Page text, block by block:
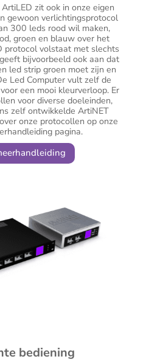
zit ook in onze eigen
gewoon verlichtingsprotocol
300 leds rood wil maken,
groen en blauw over het
protocol volstaat met slechts
bijvoorbeeld ook aan dat
led strip groen moet zijn en
Led Computer vult zelf de
een mooi kleurverloop. Er
voor diverse doeleinden,
zelf ontwikkelde ArtiNET
onze protocollen op onze
pagina.
bediening